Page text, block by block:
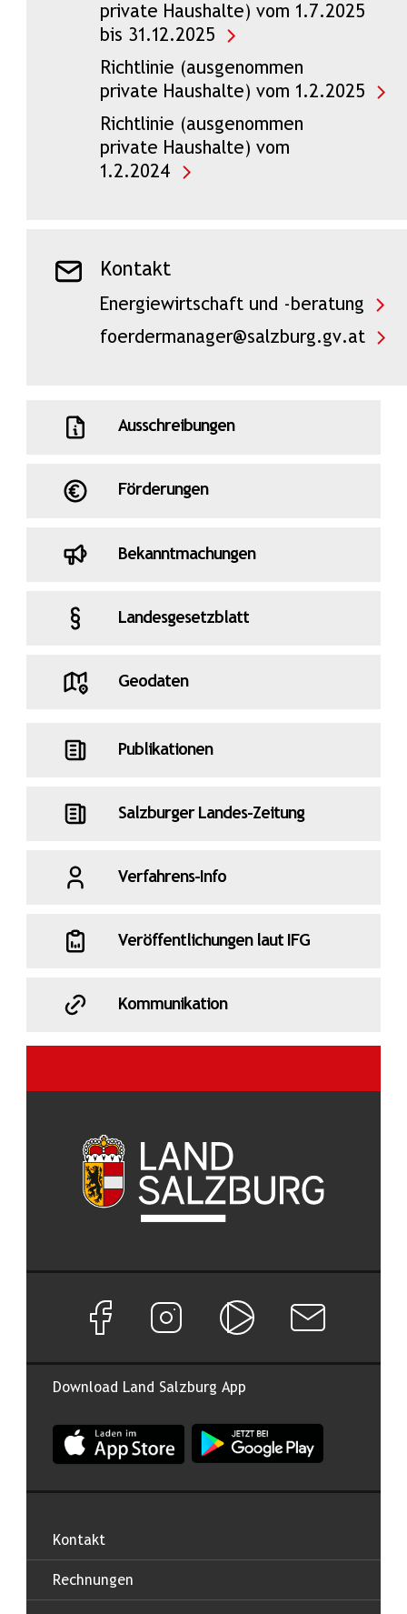
private Haushalte) vom 1.7.2025
bis 31.12.2025
Richtlinie (ausgenommen
private Haushalte) vom 1.2.2025
Richtlinie (ausgenommen
private Haushalte) vom
1.2.2024
Kontakt
Energiewirtschaft und -beratung
foerdermanager@salzburg.gv.at
Ausschreibungen
Förderungen
Bekanntmachungen
Landesgesetzblatt
Geodaten
Publikationen
Salzburger Landes-Zeitung
Verfahrens-Info
Veröffentlichungen laut IFG
Kommunikation
Download Land Salzburg App
App Land Salzburg im Apple App Store
App Land Salzburg im
Facebook Seite von Land Salzburg
Instagram Seite von Land Salzburg
Salzburg ONNewsletter
Kontakt
Rechnungen